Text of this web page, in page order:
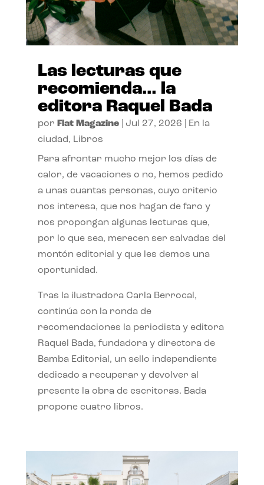
Las lecturas que
recomienda… la
editora Raquel Bada
por Flat Magazine| Jul 27, 2026
En la
ciudad, Libros
Para afrontar mucho mejor los días de
calor, de vacaciones o no, hemos pedido
a unas cuantas personas, cuyo criterio
nos interesa, que nos hagan de faro y
nos propongan algunas lecturas que,
por lo que sea, merecen ser salvadas del
montón editorial y que les demos una
oportunidad.
Tras la ilustradora Carla Berrocal,
continúa con la ronda de
recomendaciones la periodista y editora
Raquel Bada, fundadora y directora de
Bamba Editorial, un sello independiente
dedicado a recuperar y devolver al
presente la obra de escritoras. Bada
propone cuatro libros.